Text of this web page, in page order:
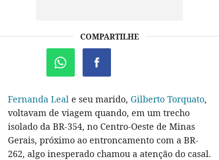
COMPARTILHE
Fernanda Leal e seu marido, Gilberto Torquato,
voltavam de viagem quando, em um trecho
isolado da BR-354, no Centro-Oeste de Minas
Gerais, próximo ao entroncamento com a BR-
262, algo inesperado chamou a atenção do casal.